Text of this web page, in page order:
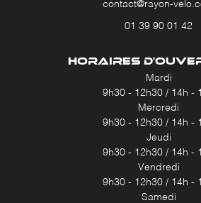
01 39 90 01 42
HORAIRES
Mardi
9h30 - 12h30 / 14h -
Mercredi
9h30 - 12h30 / 14h -
Jeudi
9h30 - 12h30 / 14h -
Vendredi
9h30 - 12h30 / 14h -
Samedi